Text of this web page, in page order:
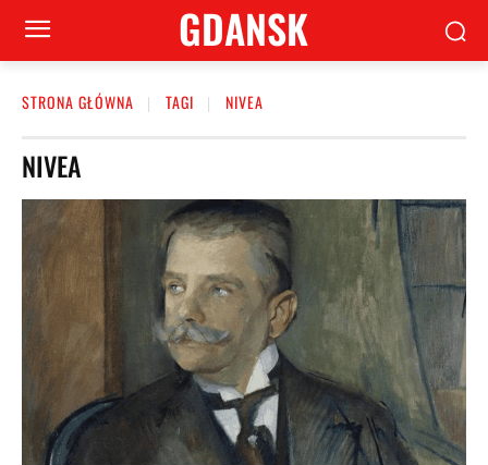
GDANSK
STRONA GŁÓWNA TAGI NIVEA
NIVEA